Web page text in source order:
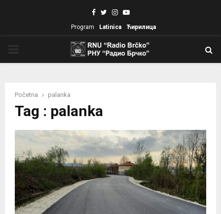
Facebook
TwitterInstagram
Youtube
Program Latinica Ћирилица
Početna palanka
Tag : palanka